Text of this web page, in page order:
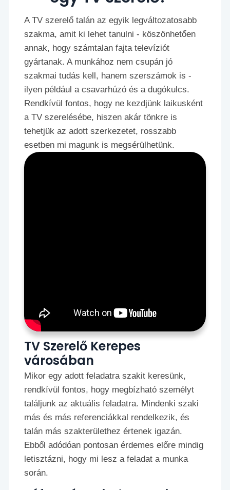
A TV szerelő talán az egyik legváltozatosabb
szakma, amit ki lehet tanulni - köszönhetően
annak, hogy számtalan fajta televíziót
gyártanak. A munkához nem csupán jó
szakmai tudás kell, hanem szerszámok is -
ilyen például a csavarhúzó és a dugókulcs.
Rendkívül fontos, hogy ne kezdjünk laikusként
a TV szerelésébe, hiszen akár tönkre is
tehetjük az adott szerkezetet, rosszabb
esetben mi magunk is megsérülhetünk.
TV Szerelő Kerepes
városában
Mikor egy adott feladatra szakit keresünk,
rendkívül fontos, hogy megbízható személyt
találjunk az aktuális feladatra. Mindenki szaki
más és más referenciákkal rendelkezik, és
talán más szakterülethez értenek igazán.
Ebből adódóan pontosan érdemes előre mindig
letisztázni, hogy mi lesz a feladat a munka
során.